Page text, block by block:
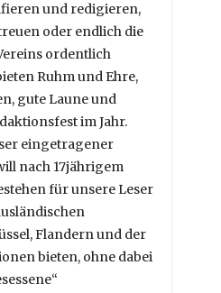
und redigieren,
oder endlich die
ordentlich
Ruhm und Ehre,
gute Laune und
im Jahr.
eingetragener
nach 17jährigem
für unsere Leser
Flandern und der
bieten, ohne dabei